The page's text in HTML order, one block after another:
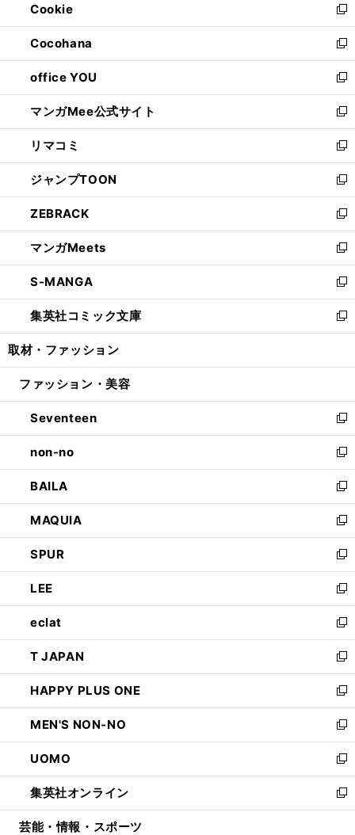
く
で
開
く
ド
ウ
で
開
く
ィ
ン
ド
ウ
で
開
く
Cookie
新
し
い
ウ
ィ
ン
ド
ウ
で
開
く
Cocohana
新
し
い
ウ
ィ
ン
ド
ウ
で
開
く
office YOU
新
し
い
ウ
ィ
ン
ド
ウ
で
開
く
マンガMee公式サイト
新
し
い
ウ
ィ
ン
ド
ウ
で
開
く
リマコミ
新
し
い
ウ
ィ
ン
ド
ウ
で
開
く
ジャンプTOON
新
し
い
ウ
ィ
ン
ド
ウ
で
開
ZEBRACK
新
し
い
ウ
ィ
ン
ド
ウ
開
マンガMeets
新
し
い
ウ
ィ
ン
ウ
開
く
S-MANGA
新
し
い
ウ
ン
ウ
で
開
く
集英社コミック文庫
新
し
ウ
ン
ド
ウ
で
開
く
取材・ファッション
ファッション・美容
Seventeen
新
し
い
ウ
ィ
ン
ド
ウ
で
開
く
non-no
新
し
い
ウ
ィ
ン
ド
ウ
で
開
く
BAILA
新
し
い
ウ
ィ
ン
ド
ウ
で
開
く
MAQUIA
新
し
い
ウ
ィ
ン
ド
ウ
で
開
く
SPUR
新
し
い
ウ
ィ
ン
ド
ウ
で
開
く
LEE
新
し
い
ウ
ィ
ン
ド
ウ
で
開
く
eclat
新
し
い
ウ
ィ
ン
ド
ウ
で
開
く
T JAPAN
新
し
い
ウ
ィ
ン
ド
ウ
で
開
HAPPY PLUS ONE
新
し
い
ウ
ィ
ン
ド
ウ
MEN'S NON-NO
新
し
い
ウ
ィ
ン
UOMO
新
し
い
ウ
集英社オンライン
新
し
芸能・情報・スポーツ